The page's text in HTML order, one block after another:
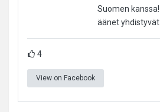
Suomen kanssa!
äänet yhdistyvät
4
View on Facebook